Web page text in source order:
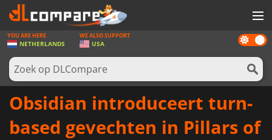
SPELLEN
GAME CARDS
SOFTWARE
Dark
mode
YOU ARE HERE
NETHERLANDS
WE ALSO SUPPORT
USA
Obsidian introduceert turn-
based gevechten in Pillars of